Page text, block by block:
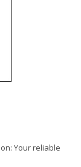
Your reliable